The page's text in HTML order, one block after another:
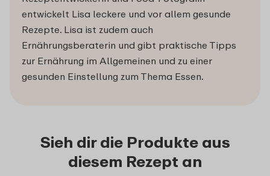
entwickelt Lisa leckere und vor allem gesunde
Rezepte. Lisa ist zudem auch
Ernährungsberaterin und gibt praktische Tipps
zur Ernährung im Allgemeinen und zu einer
gesunden Einstellung zum Thema Essen.
Sieh dir die Produkte aus
diesem Rezept an